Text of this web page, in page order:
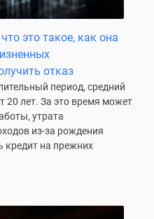
это такое, как она
отказ
период, средний
20 лет. За это время может
утрата
из-за рождения
кредит на прежних